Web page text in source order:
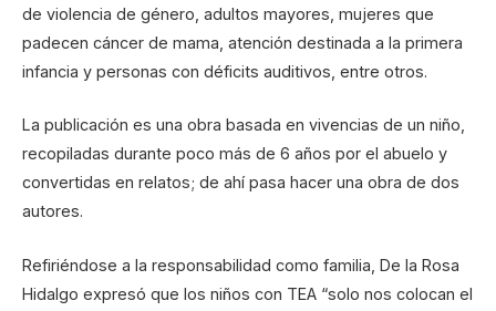
de violencia de género, adultos mayores, mujeres que
padecen cáncer de mama, atención destinada a la primera
infancia y personas con déficits auditivos, entre otros.
La publicación es una obra basada en vivencias de un niño,
recopiladas durante poco más de 6 años por el abuelo y
convertidas en relatos; de ahí pasa hacer una obra de dos
autores.
Refiriéndose a la responsabilidad como familia, De la Rosa
Hidalgo expresó que los niños con TEA “solo nos colocan el